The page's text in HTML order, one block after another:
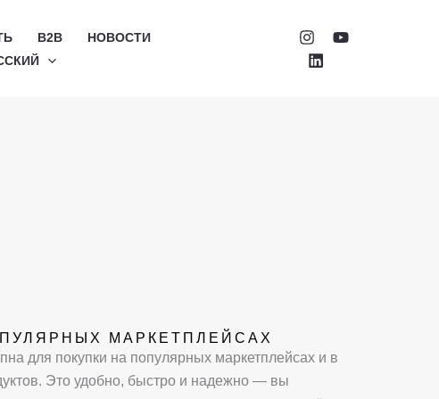
B2B
НОВОСТИ
МАРКЕТПЛЕЙСАХ
для покупки на популярных маркетплейсах и в
Это удобно, быстро и надежно — вы